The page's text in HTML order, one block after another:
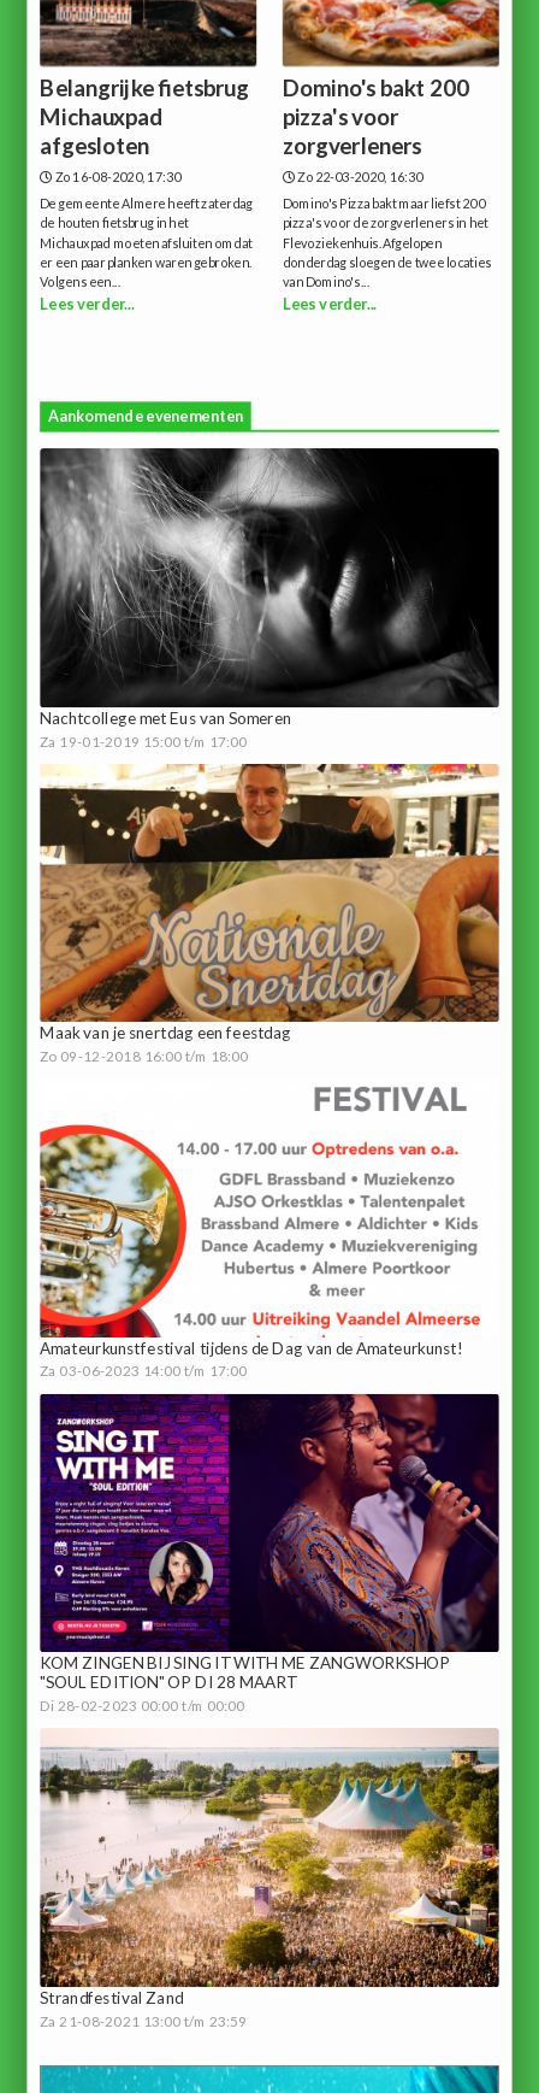
Belangrijke fietsbrug
Michauxpad
afgesloten
Zo 16-08-2020, 17:30
De gemeente Almere heeft zaterdag
de houten fietsbrug in het
Michauxpad moeten afsluiten omdat
er een paar planken waren gebroken.
Volgens een...
Lees verder...
Domino's bakt 200
pizza's voor
zorgverleners
Zo 22-03-2020, 16:30
Domino's Pizza bakt maar liefst 200
pizza's voor de zorgverleners in het
Flevoziekenhuis.Afgelopen
donderdag sloegen de twee locaties
van Domino's...
Lees verder...
Aankomende evenementen
Nachtcollege met Eus van Someren
Za 19-01-2019 15:00 t/m 17:00
Maak van je snertdag een feestdag
Zo 09-12-2018 16:00 t/m 18:00
Amateurkunstfestival tijdens de Dag van de Amateurkunst!
Za 03-06-2023 14:00 t/m 17:00
KOM ZINGEN BIJ SING IT WITH ME ZANGWORKSHOP
"SOUL EDITION" OP DI 28 MAART
Di 28-02-2023 00:00 t/m 00:00
Strandfestival Zand
Za 21-08-2021 13:00 t/m 23:59